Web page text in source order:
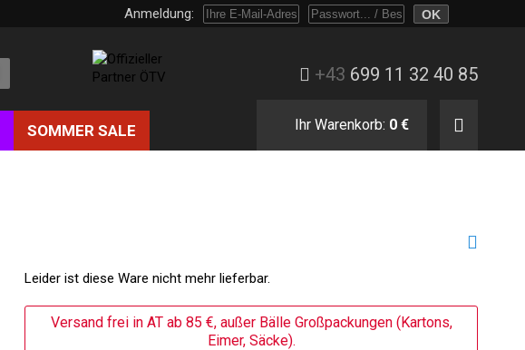
Anmeldung:
+43 699 11 32 40 85
SOMMER SALE Ihr Warenkorb: 0 €
Leider ist diese Ware nicht mehr lieferbar.
Versand frei in AT ab 85 €, außer Bälle Großpackungen (Kartons,
Eimer, Säcke).